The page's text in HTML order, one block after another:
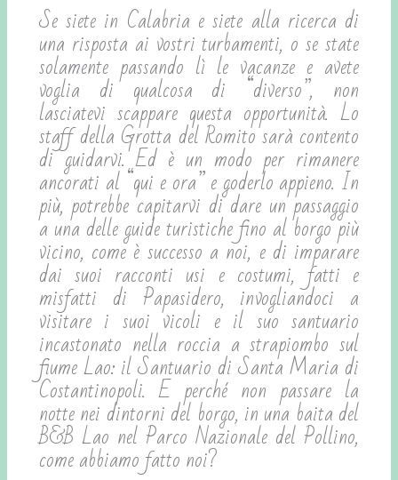
Se siete in Calabria e siete alla ricerca di
una risposta ai vostri turbamenti, o se state
solamente passando lì le vacanze e avete
voglia di qualcosa di “diverso”, non
lasciatevi scappare questa opportunità. Lo
staff della Grotta del Romito sarà contento
di guidarvi. Ed è un modo per rimanere
ancorati al “qui e ora” e goderlo appieno. In
più, potrebbe capitarvi di dare un passaggio
a una delle guide turistiche fino al borgo più
vicino, come è successo a noi, e di imparare
dai suoi racconti usi e costumi, fatti e
misfatti di Papasidero, invogliandoci a
visitare i suoi vicoli e il suo santuario
incastonato nella roccia a strapiombo sul
fiume Lao: il Santuario di Santa Maria di
Costantinopoli. E perché non passare la
notte nei dintorni del borgo, in una baita del
B&B Lao nel Parco Nazionale del Pollino,
come abbiamo fatto noi?